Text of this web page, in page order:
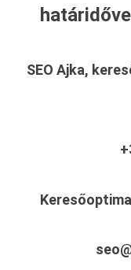
SEO Ajka,